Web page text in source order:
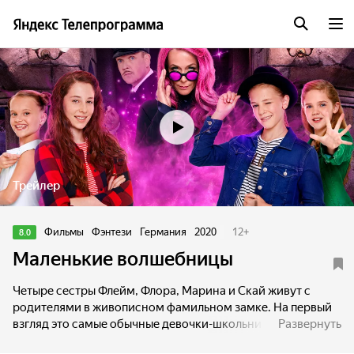
Трейлер
8.0 Фильмы Фэнтези Германия 2020 12+
Маленькие волшебницы
Четыре сестры Флейм, Флора, Марина и Скай живут с
родителями в живописном фамильном замке. На первый
взгляд это самые обычные девочки-школьницы, они ходят
Развернуть